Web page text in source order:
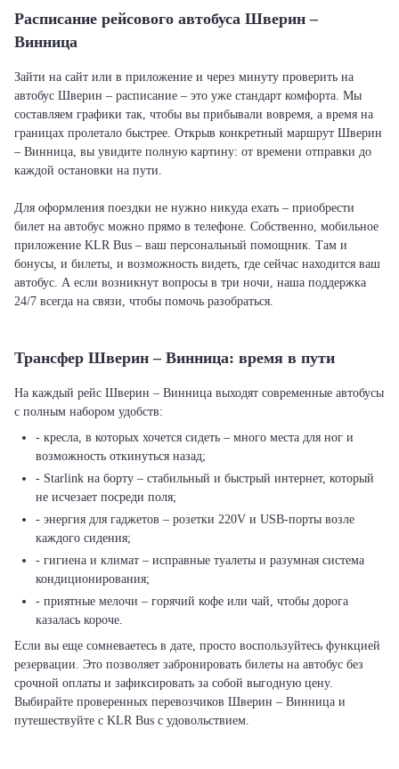
Расписание рейсового автобуса Шверин –
Винница
Зайти на сайт или в приложение и через минуту проверить на
автобус Шверин – расписание – это уже стандарт комфорта. Мы
составляем графики так, чтобы вы прибывали вовремя, а время на
границах пролетало быстрее. Открыв конкретный маршрут Шверин
– Винница, вы увидите полную картину: от времени отправки до
каждой остановки на пути.
Для оформления поездки не нужно никуда ехать – приобрести
билет на автобус можно прямо в телефоне. Собственно, мобильное
приложение KLR Bus – ваш персональный помощник. Там и
бонусы, и билеты, и возможность видеть, где сейчас находится ваш
автобус. А если возникнут вопросы в три ночи, наша поддержка
24/7 всегда на связи, чтобы помочь разобраться.
Трансфер Шверин – Винница: время в пути
На каждый рейс Шверин – Винница выходят современные автобусы
с полным набором удобств:
- кресла, в которых хочется сидеть – много места для ног и
возможность откинуться назад;
- Starlink на борту – стабильный и быстрый интернет, который
не исчезает посреди поля;
- энергия для гаджетов – розетки 220V и USB-порты возле
каждого сидения;
- гигиена и климат – исправные туалеты и разумная система
кондиционирования;
- приятные мелочи – горячий кофе или чай, чтобы дорога
казалась короче.
Если вы еще сомневаетесь в дате, просто воспользуйтесь функцией
резервации. Это позволяет забронировать билеты на автобус без
срочной оплаты и зафиксировать за собой выгодную цену.
Выбирайте проверенных перевозчиков Шверин – Винница и
путешествуйте с KLR Bus с удовольствием.